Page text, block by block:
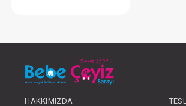
OLUNUZ
HAKKIMIZDA